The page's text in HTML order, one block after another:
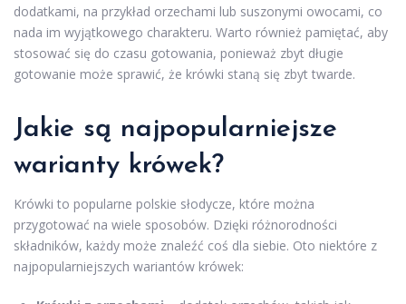
dodatkami, na przykład orzechami lub suszonymi owocami, co
nada im wyjątkowego charakteru. Warto również pamiętać, aby
stosować się do czasu gotowania, ponieważ zbyt długie
gotowanie może sprawić, że krówki staną się zbyt twarde.
Jakie są najpopularniejsze
warianty krówek?
Krówki to popularne polskie słodycze, które można
przygotować na wiele sposobów. Dzięki różnorodności
składników, każdy może znaleźć coś dla siebie. Oto niektóre z
najpopularniejszych wariantów krówek: